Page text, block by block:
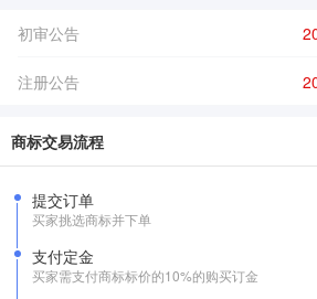
初审公告
注册公告
商标交易流程
提交订单
买家挑选商标并下单
支付定金
买家需支付商标标价的10%的购买订金